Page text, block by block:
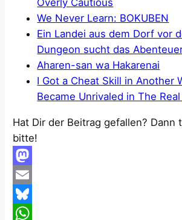
We Never Learn: BOKUBEN
Ein Landei aus dem Dorf vor
Dungeon sucht das
Aharen-san wa Hakarenai
I Got a Cheat Skill in Another
Became Unrivaled in The
Hat Dir der Beitrag gefallen? Dann
bitte!
Mastodon
Email
Bluesky